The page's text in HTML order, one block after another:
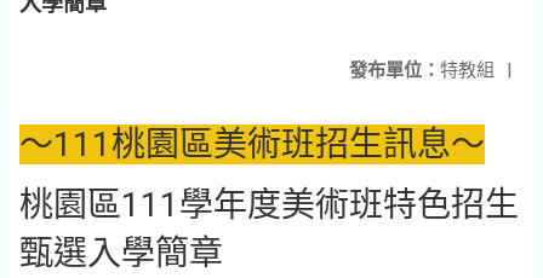
發布單位： 特教組 |
～111桃園區美術班招生訊息～
桃園區111學年度美術班特色招生
甄選入學簡章